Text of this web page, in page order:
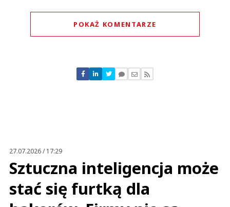
POKAŻ KOMENTARZE
Nie znaleziono komentarzy
Zostaw swoje komentarze
27.07.2026 / 17:29
Sztuczna inteligencja może
stać się furtką dla